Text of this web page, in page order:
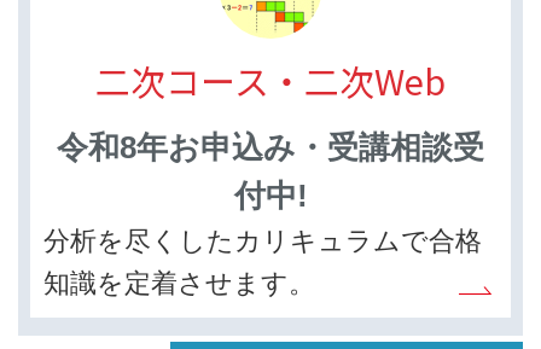
二次コース・二次Web
令和8年お申込み・受講相談受
付中!
分析を尽くしたカリキュラムで合格
知識を定着させます。